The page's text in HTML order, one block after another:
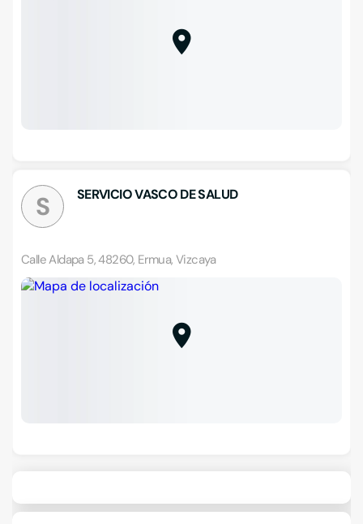
S SERVICIO VASCO DE SALUD
Calle Aldapa 5, 48260, Ermua, Vizcaya